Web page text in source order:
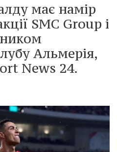
має намір
SMC Group і
Альмерія,
News 24.